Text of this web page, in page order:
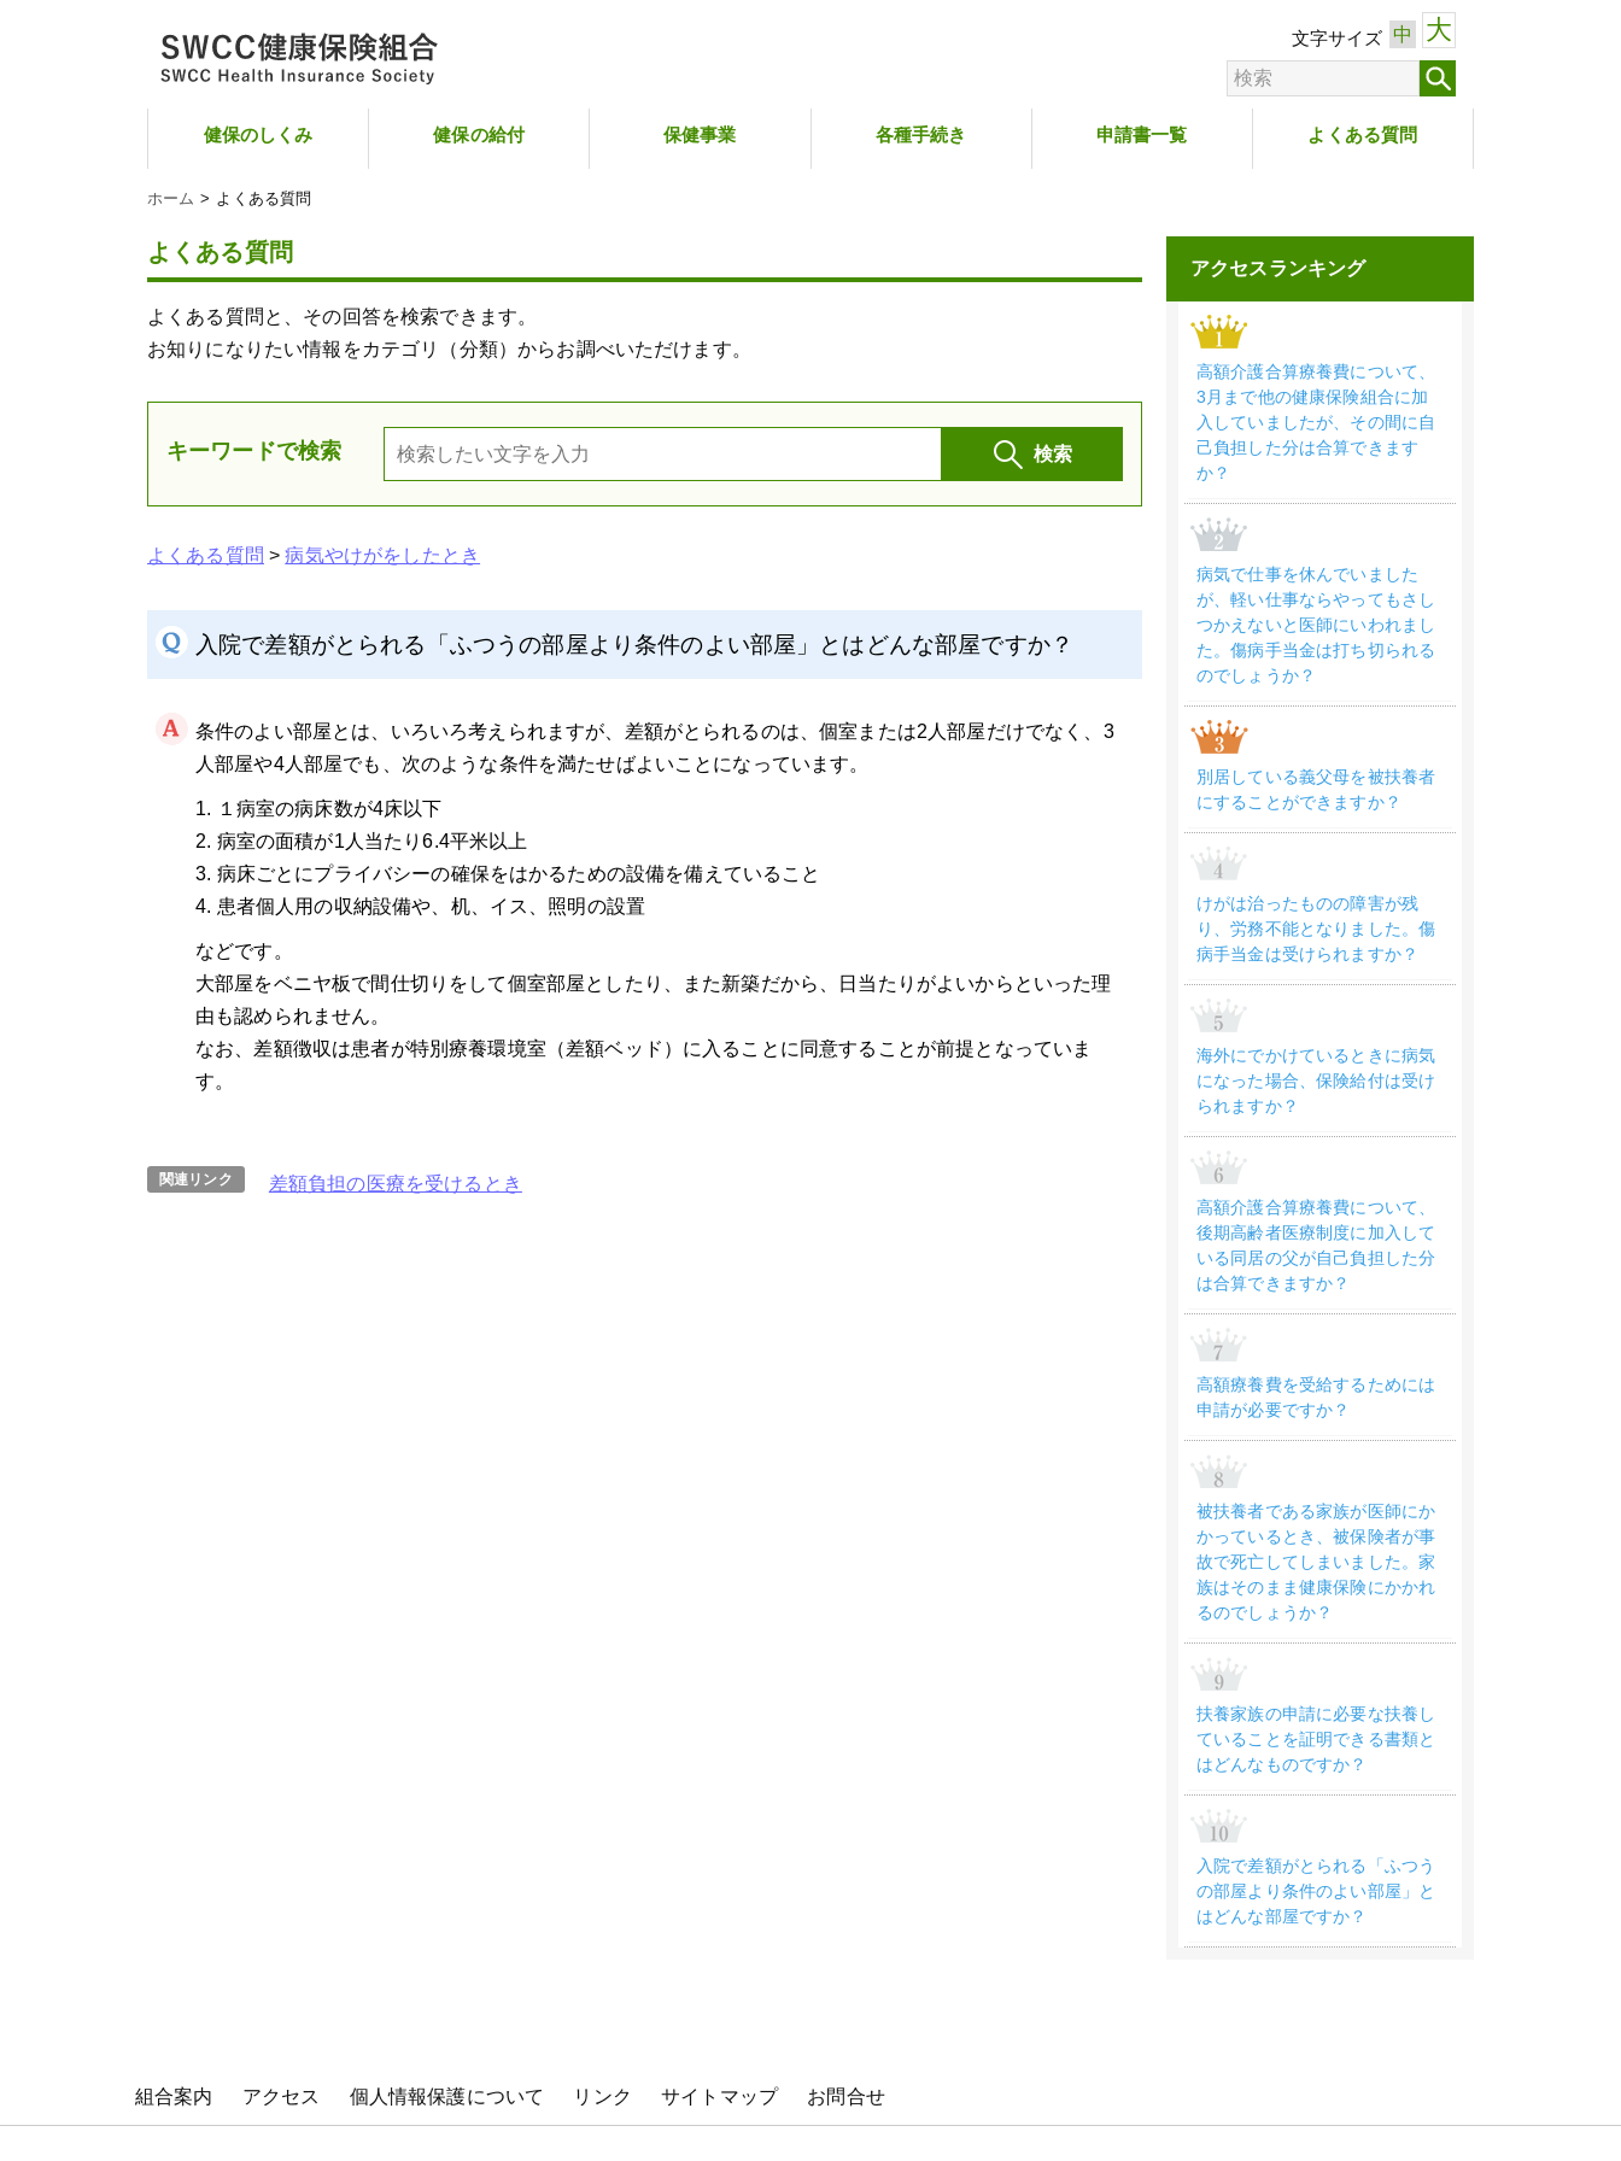
文字サイズ 中 大
健保のしくみ 健保の給付 保健事業 各種手続き 申請書一覧 よくある質問
ホーム よくある質問
よくある質問
よくある質問と、その回答を検索できます。
お知りになりたい情報をカテゴリ（分類）からお調べいただけます。
キーワードで検索 検索
よくある質問 >病気やけがをしたとき
入院で差額がとられる「ふつうの部屋より条件のよい部屋」とはどんな部屋ですか？
条件のよい部屋とは、いろいろ考えられますが、差額がとられるのは、個室または2人部屋だけでなく、3
人部屋や4人部屋でも、次のような条件を満たせばよいことになっています。
１病室の病床数が4床以下
病室の面積が1人当たり6.4平米以上
病床ごとにプライバシーの確保をはかるための設備を備えていること
患者個人用の収納設備や、机、イス、照明の設置
などです。
大部屋をベニヤ板で間仕切りをして個室部屋としたり、また新築だから、日当たりがよいからといった理
由も認められません。
なお、差額徴収は患者が特別療養環境室（差額ベッド）に入ることに同意することが前提となっていま
す。
差額負担の医療を受けるとき
アクセスランキング
高額介護合算療養費について、
3月まで他の健康保険組合に加
入していましたが、その間に自
己負担した分は合算できます
か？
病気で仕事を休んでいました
が、軽い仕事ならやってもさし
つかえないと医師にいわれまし
た。傷病手当金は打ち切られる
のでしょうか？
別居している義父母を被扶養者
にすることができますか？
けがは治ったものの障害が残
り、労務不能となりました。傷
病手当金は受けられますか？
海外にでかけているときに病気
になった場合、保険給付は受け
られますか？
高額介護合算療養費について、
後期高齢者医療制度に加入して
いる同居の父が自己負担した分
は合算できますか？
高額療養費を受給するためには
申請が必要ですか？
被扶養者である家族が医師にか
かっているとき、被保険者が事
故で死亡してしまいました。家
族はそのまま健康保険にかかれ
るのでしょうか？
扶養家族の申請に必要な扶養し
ていることを証明できる書類と
はどんなものですか？
入院で差額がとられる「ふつう
の部屋より条件のよい部屋」と
はどんな部屋ですか？
組合案内 アクセス 個人情報保護について リンク サイトマップ お問合せ